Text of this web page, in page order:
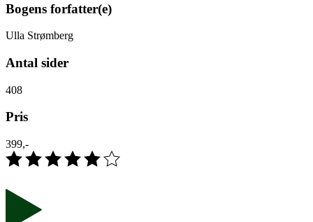
Bogens forfatter(e)
Ulla Strømberg
Antal sider
408
Pris
399,-